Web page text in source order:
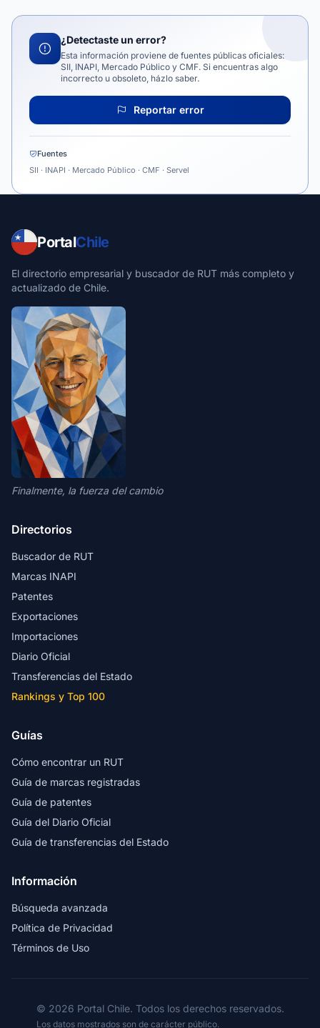
¿Detectaste un error?
Esta información proviene de fuentes públicas oficiales:
SII, INAPI, Mercado Público y CMF. Si encuentras algo
incorrecto u obsoleto, házlo saber.
Reportar error
Fuentes
SII · INAPI · Mercado Público · CMF · Servel
PortalChile
El directorio empresarial y buscador de RUT más completo y
actualizado de Chile.
Finalmente, la fuerza del cambio
Directorios
Buscador de RUT
Marcas INAPI
Patentes
Exportaciones
Importaciones
Diario Oficial
Transferencias del Estado
Rankings y Top 100
Guías
Cómo encontrar un RUT
Guía de marcas registradas
Guía de patentes
Guía del Diario Oficial
Guía de transferencias del Estado
Información
Búsqueda avanzada
Política de Privacidad
Términos de Uso
© 2026 Portal Chile. Todos los derechos reservados.
Los datos mostrados son de carácter público.